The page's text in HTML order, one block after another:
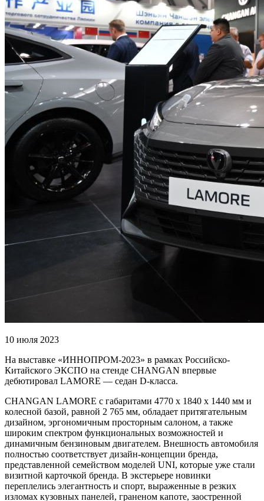
10 июля 2023
На выставке «ИННОПРОМ-2023» в рамках Российско-
Китайского ЭКСПО на стенде CHANGAN впервые
дебютировал LAMORE — седан D-класса.
CHANGAN LAMORE с габаритами 4770 х 1840 х 1440 мм и
колесной базой, равной 2 765 мм, обладает притягательным
дизайном, эргономичным просторным салоном, а также
широким спектром функциональных возможностей и
динамичным бензиновым двигателем. Внешность автомобиля
полностью соответствует дизайн-концепции бренда,
представленной семейством моделей UNI, которые уже стали
визитной карточкой бренда. В экстерьере новинки
переплелись элегантность и спорт, выраженные в резких
изломах кузовных панелей, граненом капоте, заостренной